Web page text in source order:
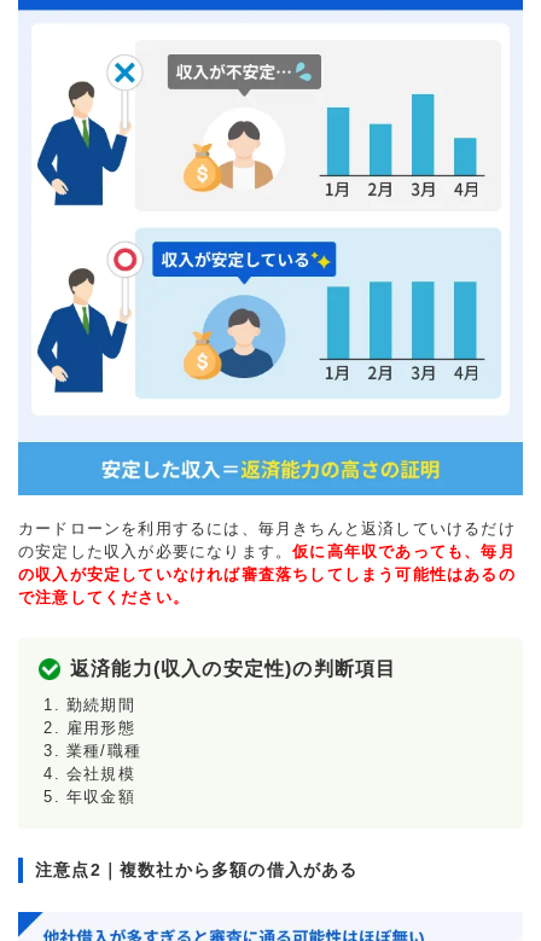
カードローンを利用するには、毎月きちんと返済していけるだけ
の安定した収入が必要になります。仮に高年収であっても、毎月
の収入が安定していなければ審査落ちしてしまう可能性はあるの
で注意してください。
返済能力(収入の安定性)の判断項目
勤続期間
雇用形態
業種/職種
会社規模
年収金額
注意点2｜複数社から多額の借入がある